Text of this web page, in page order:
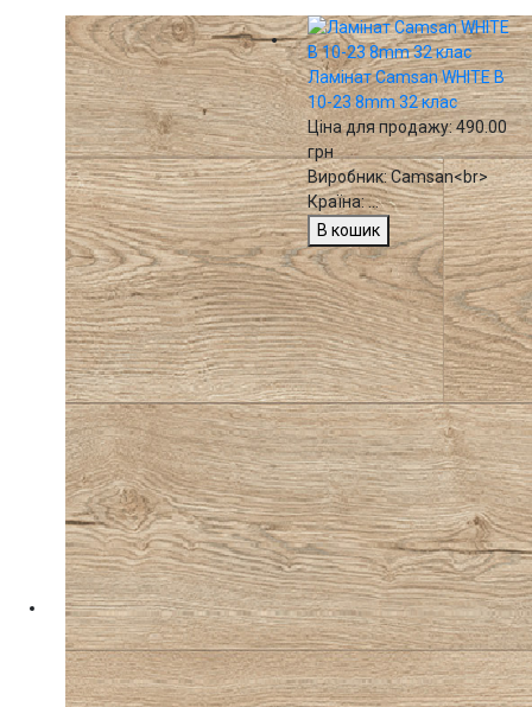
Ламінат Camsan WHITE В
10-23 8mm 32 клас
Ціна для продажу:490.00
грн
Виробник: Camsan<br>
Країна: ...
В кошик